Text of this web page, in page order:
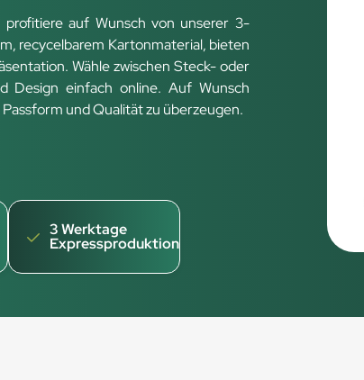
auf Wunsch von unserer 3-
recycelbarem Kartonmaterial, bieten
Wähle zwischen Steck- oder
Design einfach online. Auf Wunsch
und Qualität zu überzeugen.
3 Werktage
Expressproduktion